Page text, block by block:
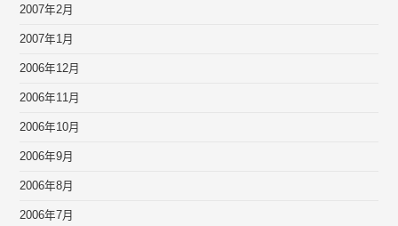
2007年2月
2007年1月
2006年12月
2006年11月
2006年10月
2006年9月
2006年8月
2006年7月